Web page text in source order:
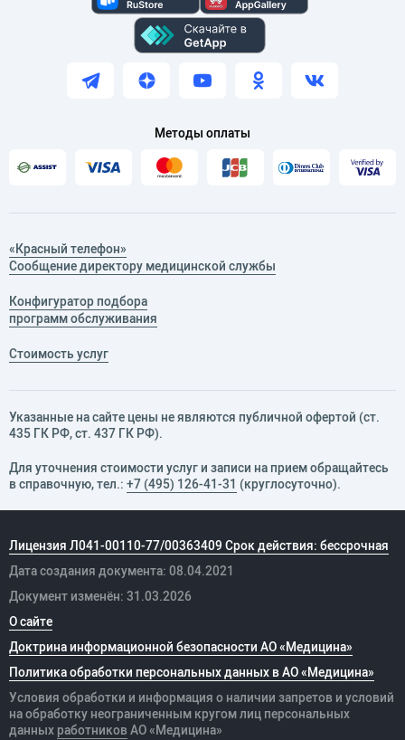
Методы оплаты
«Красный телефон»
Сообщение директору медицинской службы
Конфигуратор подбора
программ обслуживания
Стоимость услуг
Указанные на сайте цены не являются публичной офертой (ст.
435 ГК РФ, cт. 437 ГК РФ).
Для уточнения стоимости услуг и записи на прием обращайтесь
в справочную, тел.: +7 (495) 126-41-31 (круглосуточно).
Лицензия Л041-00110-77/00363409 Срок действия: бессрочная
Дата создания документа: 08.04.2021
Документ изменён: 31.03.2026
О сайте
Доктрина информационной безопасности АО «Медицина»
Политика обработки персональных данных в АО «Медицина»
Условия обработки и информация о наличии запретов и условий
на обработку неограниченным кругом лиц персональных
данных работников АО «Медицина»